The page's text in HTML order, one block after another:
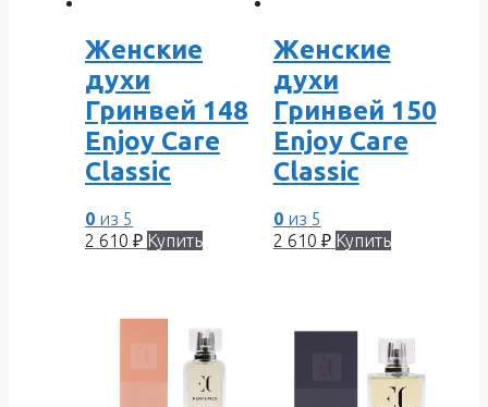
Женские
духи
Гринвей 148
Enjoy Care
Classic
0 из 5
2 610 ₽ Купить
Женские
духи
Гринвей 150
Enjoy Care
Classic
0из 5
2 610 ₽ Купить